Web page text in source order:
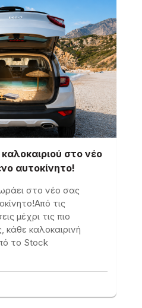
στο νέο
αυτοκίνητο!
στο νέο σας
τις
μέχρι τις πιο
κάθε καλοκαιρινή
το Stock